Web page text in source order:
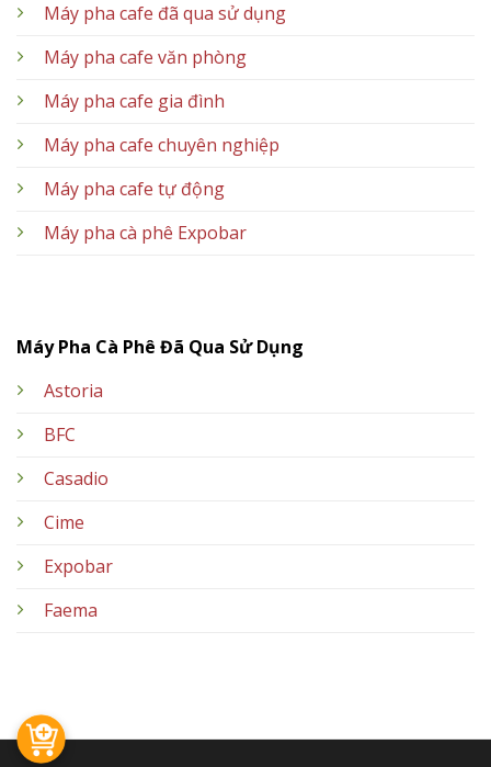
Máy pha cafe đã qua sử dụng
Máy pha cafe văn phòng
Máy pha cafe gia đình
Máy pha cafe chuyên nghiệp
Máy pha cafe tự động
Máy pha cà phê Expobar
Máy Pha Cà Phê Đã Qua Sử Dụng
Astoria
BFC
Casadio
Cime
Expobar
Faema